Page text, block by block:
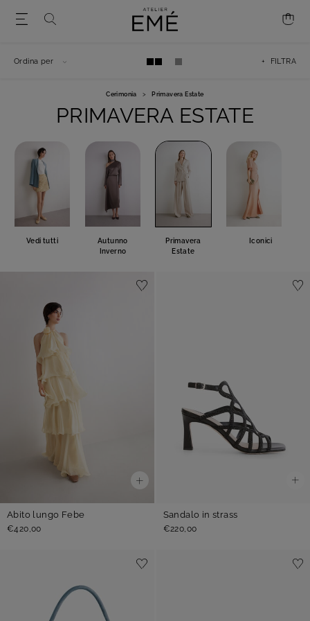
Cerimonia > Primavera Estate
PRIMAVERA ESTATE
Vedi tutti
Autunno
Inverno
Primavera
Estate
Iconici
+ FILTRA
Ordina per
Abito lungo Febe
€420,00
Sandalo in strass
€220,00